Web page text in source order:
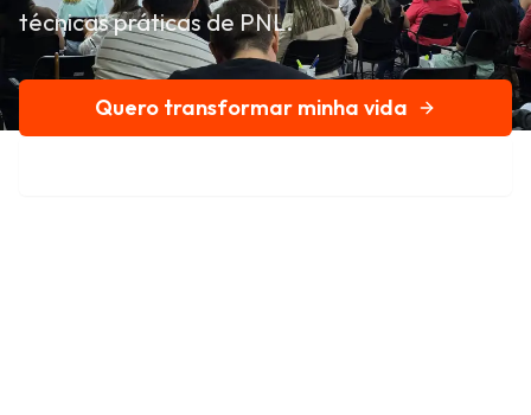
técnicas práticas de PNL.
Quero transformar minha vida